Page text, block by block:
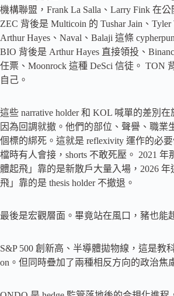
機構聯盟，Frank La Salla、Larry Fink 在公
ZEC 背後是 Multicoin 的 Tushar Jain、Tyler
Arthur Hayes、Naval、Balaji 這條
BIO 背後是 Arthur Hayes 直接領投、
任票、Moonrock 這種 DeSci 信徒。 TON
自己。
這些 narrative holder 和 KOL 喊單的差別
因為回調就撤。他們的部位、聲譽、職業
個標的綁死。這就是 reflexivity 運作的必
檔時有人會接，shorts 不敢死壓。 2021 年
體起飛」靠的是新散戶大量入場，2026 年
飛」靠的是 thesis holder 不撤退。
最後是宏觀層面。畢竟站在風口，豬也能
S&P 500 創新高、半導體拋物線，這是教
on。但同時疊加了兩種相反方向的政治焦